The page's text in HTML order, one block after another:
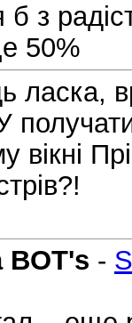
з
50%
ласка,
вікні
BOT's -